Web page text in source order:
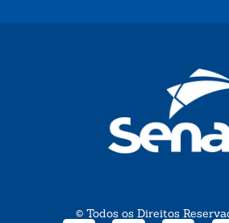
© Todos os Direitos